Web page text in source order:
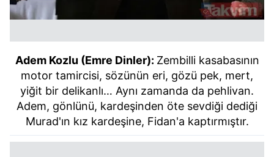
Adem Kozlu (Emre Dinler): Zembilli kasabasının
motor tamircisi, sözünün eri, gözü pek, mert,
yiğit bir delikanlı… Aynı zamanda da pehlivan.
Adem, gönlünü, kardeşinden öte sevdiği dediği
Murad'ın kız kardeşine, Fidan'a kaptırmıştır.